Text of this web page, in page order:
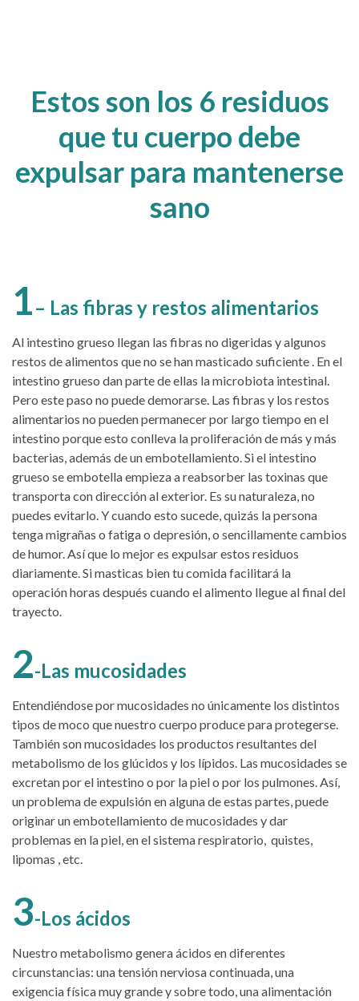
Estos son los 6 residuos
que tu cuerpo debe
expulsar para mantenerse
sano
1– Las fibras y restos alimentarios
Al intestino grueso llegan las fibras no digeridas y algunos
restos de alimentos que no se han masticado suficiente . En el
intestino grueso dan parte de ellas la microbiota intestinal.
Pero este paso no puede demorarse. Las fibras y los restos
alimentarios no pueden permanecer por largo tiempo en el
intestino porque esto conlleva la proliferación de más y más
bacterias, además de un embotellamiento. Si el intestino
grueso se embotella empieza a reabsorber las toxinas que
transporta con dirección al exterior. Es su naturaleza, no
puedes evitarlo. Y cuando esto sucede, quizás la persona
tenga migrañas o fatiga o depresión, o sencillamente cambios
de humor. Así que lo mejor es expulsar estos residuos
diariamente. Si masticas bien tu comida facilitará la
operación horas después cuando el alimento llegue al final del
trayecto.
2-Las mucosidades
Entendiéndose por mucosidades no únicamente los distintos
tipos de moco que nuestro cuerpo produce para protegerse.
También son mucosidades los productos resultantes del
metabolismo de los glúcidos y los lípidos. Las mucosidades se
excretan por el intestino o por la piel o por los pulmones. Así,
un problema de expulsión en alguna de estas partes, puede
originar un embotellamiento de mucosidades y dar
problemas en la piel, en el sistema respiratorio, quistes,
lipomas , etc.
3-Los ácidos
Nuestro metabolismo genera ácidos en diferentes
circunstancias: una tensión nerviosa continuada, una
exigencia física muy grande y sobre todo, una alimentación